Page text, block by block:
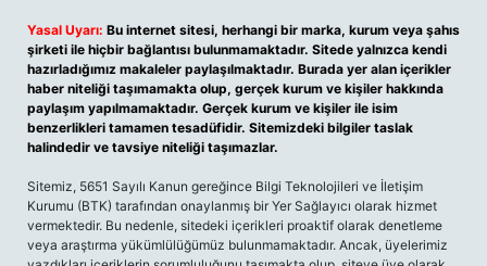
Yasal Uyarı: Bu internet sitesi, herhangi bir marka, kurum veya şahıs
şirketi ile hiçbir bağlantısı bulunmamaktadır. Sitede yalnızca kendi
hazırladığımız makaleler paylaşılmaktadır. Burada yer alan içerikler
haber niteliği taşımamakta olup, gerçek kurum ve kişiler hakkında
paylaşım yapılmamaktadır. Gerçek kurum ve kişiler ile isim
benzerlikleri tamamen tesadüfidir. Sitemizdeki bilgiler taslak
halindedir ve tavsiye niteliği taşımazlar.
Sitemiz, 5651 Sayılı Kanun gereğince Bilgi Teknolojileri ve İletişim
Kurumu (BTK) tarafından onaylanmış bir Yer Sağlayıcı olarak hizmet
vermektedir. Bu nedenle, sitedeki içerikleri proaktif olarak denetleme
veya araştırma yükümlülüğümüz bulunmamaktadır. Ancak, üyelerimiz